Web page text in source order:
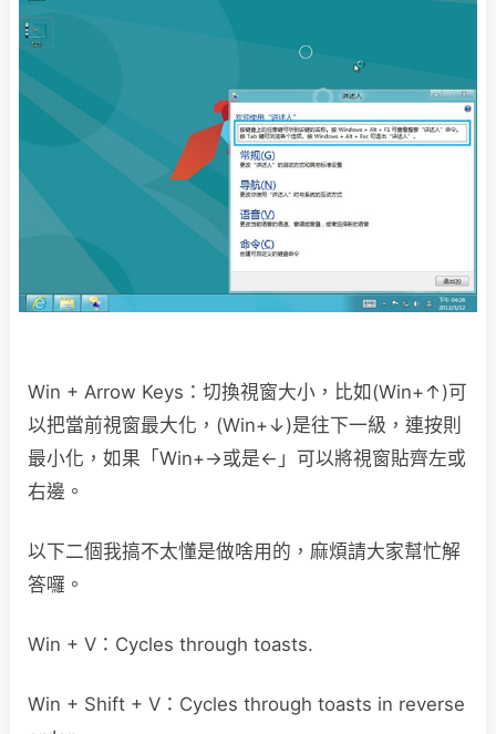
Win + Arrow Keys：切換視窗大小，比如(Win+↑)可
以把當前視窗最大化，(Win+↓)是往下一級，連按則
最小化，如果「Win+→或是←」可以將視窗貼齊左或
右邊。
以下二個我搞不太懂是做啥用的，麻煩請大家幫忙解
答囉。
Win + V：Cycles through toasts.
Win + Shift + V：Cycles through toasts in reverse